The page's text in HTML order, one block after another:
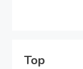
Top